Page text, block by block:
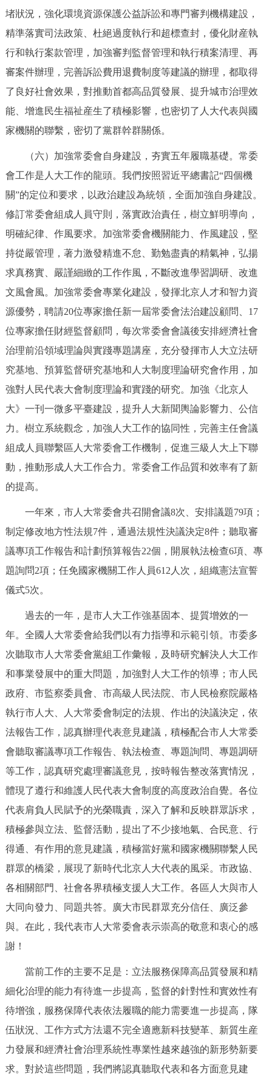
堵狀況，強化環境資源保護公益訴訟和專門審判機構建設，
精準落實司法政策、杜絕過度執行和超標查封，優化財産執
行和執行案款管理，加強審判監督管理和執行積案清理、再
審案件辦理，完善訴訟費用退費制度等建議的辦理，都取得
了良好社會效果，對推動首都高品質發展、提升城市治理效
能、增進民生福祉産生了積極影響，也密切了人大代表與國
家機關的聯繫，密切了黨群幹群關係。
（六）加強常委會自身建設，夯實五年履職基礎。常委
會工作是人大工作的龍頭。我們按照習近平總書記“四個機
關”的定位和要求，以政治建設為統領，全面加強自身建設。
修訂常委會組成人員守則，落實政治責任，樹立鮮明導向，
明確紀律、作風要求。加強常委會機關能力、作風建設，堅
持從嚴管理，著力激發精進不怠、勤勉盡責的精氣神，弘揚
求真務實、嚴謹細緻的工作作風，不斷改進學習調研、改進
文風會風。加強常委會專業化建設，發揮北京人才和智力資
源優勢，聘請20位專家擔任新一屆常委會法治建設顧問、17
位專家擔任財經監督顧問，每次常委會會議後安排經濟社會
治理前沿領域理論與實踐專題講座，充分發揮市人大立法研
究基地、預算監督研究基地和人大制度理論研究會作用，加
強對人民代表大會制度理論和實踐的研究。加強《北京人
大》一刊一微多平臺建設，提升人大新聞輿論影響力、公信
力。樹立系統觀念，加強人大工作的協同性，完善主任會議
組成人員聯繫區人大常委會工作機制，促進三級人大上下聯
動，推動形成人大工作合力。常委會工作品質和效率有了新
的提高。
一年來，市人大常委會共召開會議8次、安排議題79項；
制定修改地方性法規7件，通過法規性決議決定8件；聽取審
議專項工作報告和計劃預算報告22個，開展執法檢查6項、專
題詢問2項；任免國家機關工作人員612人次，組織憲法宣誓
儀式5次。
過去的一年，是市人大工作強基固本、提質增效的一
年。全國人大常委會給我們以有力指導和示範引領。市委多
次聽取市人大常委會黨組工作彙報，及時研究解決人大工作
和事業發展中的重大問題，加強對人大工作的領導；市人民
政府、市監察委員會、市高級人民法院、市人民檢察院嚴格
執行市人大、人大常委會制定的法規、作出的決議決定，依
法報告工作，認真辦理代表意見建議，積極配合市人大常委
會聽取審議專項工作報告、執法檢查、專題詢問、專題調研
等工作，認真研究處理審議意見，按時報告整改落實情況，
體現了遵行和維護人民代表大會制度的高度政治自覺。各位
代表肩負人民賦予的光榮職責，深入了解和反映群眾訴求，
積極參與立法、監督活動，提出了不少接地氣、合民意、行
得通、有作用的意見建議，積極當好黨和國家機關聯繫人民
群眾的橋梁，展現了新時代北京人大代表的風采。市政協、
各相關部門、社會各界積極支援人大工作。各區人大與市人
大同向發力、同題共答。廣大市民群眾充分信任、廣泛參
與。在此，我代表市人大常委會表示崇高的敬意和衷心的感
謝！
當前工作的主要不足是：立法服務保障高品質發展和精
細化治理的能力有待進一步提高，監督的針對性和實效性有
待增強，服務保障代表依法履職的能力需要進一步提高，隊
伍狀況、工作方式方法還不完全適應新科技變革、新質生産
力發展和經濟社會治理系統性專業性越來越強的新形勢新要
求。對於這些問題，我們將認真聽取代表和各方面意見建